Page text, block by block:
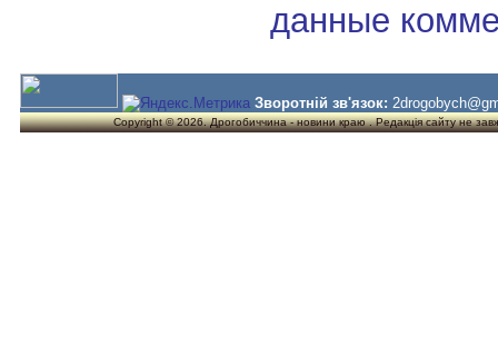
данные
Зворотній зв'язок:
Copyright © 2026. Дрогобиччина - новини краю . Редакція сайту не